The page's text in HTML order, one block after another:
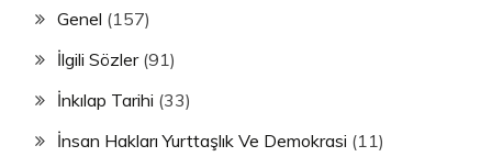
Genel (157)
İlgili Sözler(91)
İnkılap Tarihi (33)
İnsan Hakları Yurttaşlık Ve Demokrasi (11)